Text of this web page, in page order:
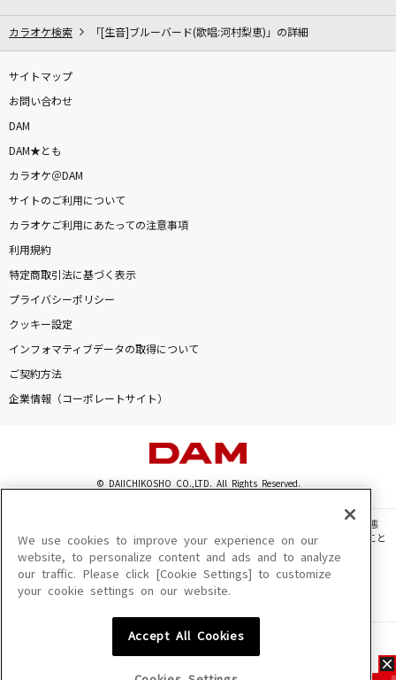
自宅でカラオケ歌い放題！
カラオケ検索 「[生音]ブルーバード(歌唱:河村梨恵)」の詳細
サイトマップ
お問い合わせ
DAM
DAM★とも
カラオケ＠DAM
サイトのご利用について
カラオケご利用にあたっての注意事項
利用規約
特定商取引法に基づく表示
プライバシーポリシー
クッキー設定
インフォマティブデータの取得について
ご契約方法
企業情報（コーポレートサイト）
© DAIICHIKOSHO CO.,LTD. All Rights Reserved.
このサイトに掲載されている一切の文章・画像・写真・動画・音声等を、手段や形態
を問わず、著作権法の定める範囲を超えて無断で複製、転載、ファイル化などすること
を禁じます。
楽曲及びコンテンツは、機種によりご利用いただけない場合があります。
楽曲及びコンテンツの配信日、配信内容が変更になる場合があります。
We use cookies to improve your experience on our
website, to personalize content and ads and to analyze
our traffic. Please click [Cookie Settings] to customize
your cookie settings on our website.
Accept All Cookies